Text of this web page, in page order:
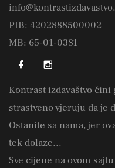
PIB: 4202888500002
MB: 65-01-0381
Kontrast izdavaštvo
strastveno vjeruju da je
Ostanite sa nama, jer
tek dolaze...
Sve cijene na ovom